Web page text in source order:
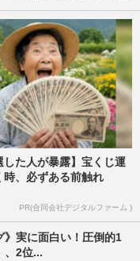
した人が暴露】宝くじ運
時、必ずある前触れ
PR(合同会社デジタルファーム )
》実に面白い！圧倒的1
、2位...